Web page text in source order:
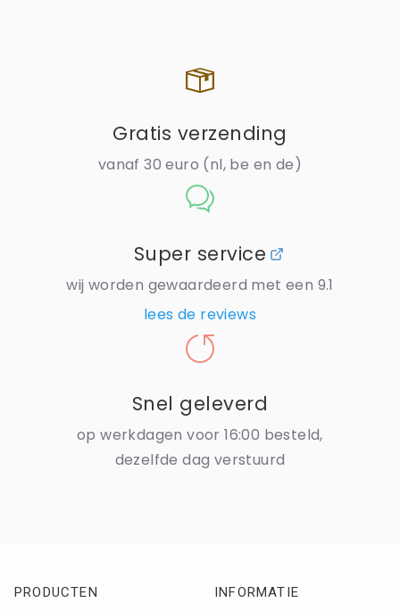
in Lezen123
Gratis verzending
vanaf 30 euro (nl, be en de)
Super service
wij worden gewaardeerd met een 9.1
lees de reviews
Snel geleverd
op werkdagen voor 16:00 besteld,
dezelfde dag verstuurd
PRODUCTEN INFORMATIE